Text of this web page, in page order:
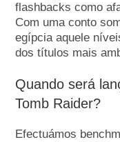
flashbacks como
Com uma conto
egípcia aquele
dos títulos mais
Quando será
Tomb Raider?
Efectuámos